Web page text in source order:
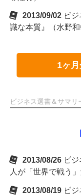
2013/09/02 ビ
識な本質』（水野和
1ヶ
ビジネス選書＆サマリ
2013/08/26 ビ
人が「世界で戦う
2013/08/19 ビ